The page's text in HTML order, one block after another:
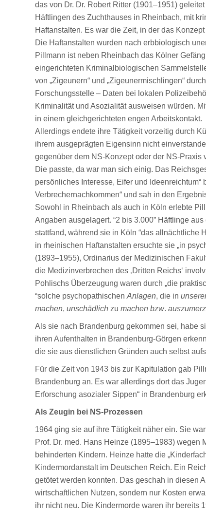
das von Dr. Dr. Robert Ritter (1901–1951)
Häftlingen des Zuchthauses in Rheinbach, mit
Haftanstalten. Es war die Zeit, in der das
Die Haftanstalten wurden nach erbbiologisch
Pillmann ist neben Rheinbach das Kölner
eingerichteten Kriminalbiologischen
von „Zigeunern“ und „Zigeunermischlingen“
Forschungsstelle – Daten bei lokalen
Kriminalität und Asozialität ausweisen würden.
in einem gleichgerichteten engen Arbeitskontakt.
Allerdings endete ihre Tätigkeit vorzeitig durch
ihrem ausgeprägten Eigensinn nicht
gegenüber dem NS-Konzept oder der NS-Praxis
Die passte, da war man sich einig. Das
persönliches Interesse, Eifer und
Verbrechernachkommen“ und sah in den
Sowohl in Rheinbach als auch in Köln erlebte
Angaben ausgelagert. “2 bis 3.000” Häftlinge
stattfand, während sie in Köln “das allnächtliche
in rheinischen Haftanstalten ersuchte sie „in
(1893–1955), Ordinarius der Medizinischen
die Medizinverbrechen des ‚Dritten Reichs‘
Pohlischs Überzeugung waren durch „die
“solche psychopathischen Anlagen, die in
machen, unschädlich zu machen bzw.
Als sie nach Brandenburg gekommen sei, habe
ihren Aufenthalten in Brandenburg-Görgen
die sie aus dienstlichen Gründen auch selbst
Für die Zeit von 1943 bis zur Kapitulation gab
Brandenburg an. Es war allerdings dort das
Erforschung asozialer Sippen“ in Brandenburg
Als Zeugin bei NS-Prozessen
1964 ging sie auf ihre Tätigkeit näher ein. Sie
Prof. Dr. med. Hans Heinze (1895–1983)
behinderten Kindern. Heinze hatte die
Kindermordanstalt im Deutschen Reich. Ein
getötet werden konnten. Das geschah in diesen
wirtschaftlichen Nutzen, sondern nur Kosten
ihr nicht neu. Die Kindermorde waren ihr bereits